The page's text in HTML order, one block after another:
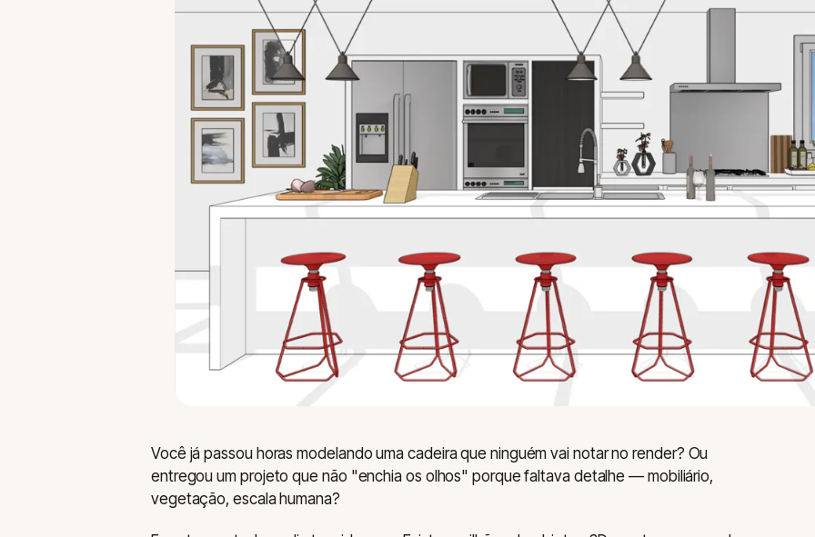
Você já passou horas modelando uma cadeira que ninguém vai notar no render? Ou
entregou um projeto que não "enchia os olhos" porque faltava detalhe — mobiliário,
vegetação, escala humana?